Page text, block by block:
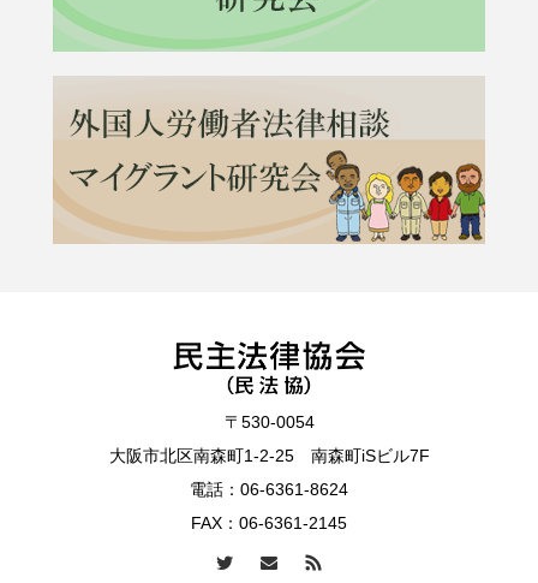
〒530-0054
大阪市北区南森町1-2-25 南森町iSビル7F
電話： 06-6361-8624
FAX：06-6361-2145